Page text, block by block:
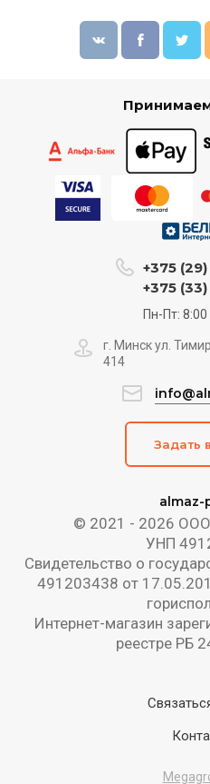
almaz-
© 2021 - 2026
УНП
Свидетельство о
491203438 от
Интернет-магазин
реестре РБ
+375
+375
Пн-Пт: 8:00
г. Минск ул.
414
Задать